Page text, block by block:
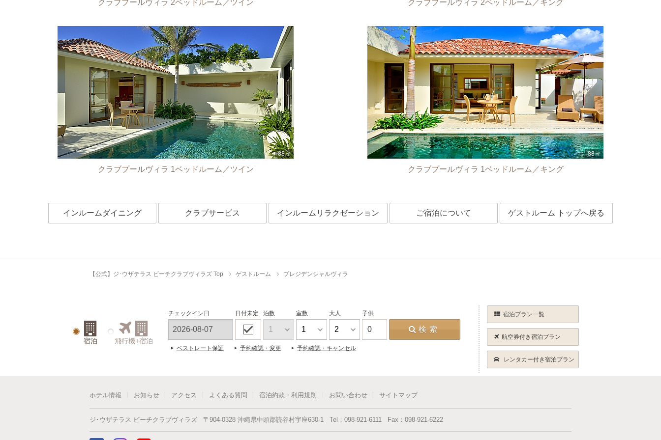
クラブプールヴィラ 2ベッドルーム／ツイン クラブプールヴィラ 2ベッドルーム／キング
クラブプールヴィラ 1ベッドルーム／ツイン クラブプールヴィラ 1ベッドルーム／キング
インルームダイニング クラブサービス インルームリラクゼーション ご宿泊について ゲストルーム トップへ戻る
【公式】ジ･ウザテラス ビーチクラブヴィラズ Top ゲストルーム プレジデンシャルヴィラ
宿泊 飛行機+宿泊
チェックイン日 日付未定 泊数 室数 大人 子供
0 検索
ベストレート保証 予約確認・変更 予約確認・キャンセル
宿泊プラン一覧
航空券付き宿泊プラン
レンタカー付き宿泊プラン
ホテル情報 お知らせ アクセス よくある質問 宿泊約款・利用規則 お問い合わせ サイトマップ
ジ･ウザテラス ビーチクラブヴィラズ 〒 904-0328 沖縄県中頭郡読谷村宇座630-1 Tel： 098-921-6111 Fax： 098-921-6222